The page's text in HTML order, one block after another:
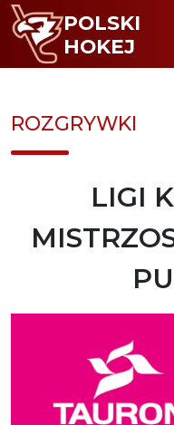
POLSKI
HOKEJ
ROZGRYWKI
LIGI